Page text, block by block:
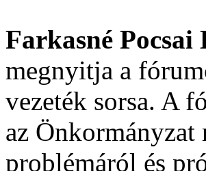
Farkasné Pocsai
megnyitja a
vezeték sorsa. A
az Önkormányzat
problémáról és